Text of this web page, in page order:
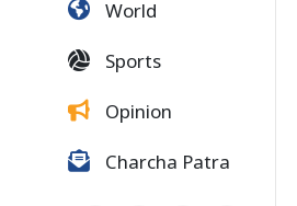
World
Sports
Opinion
Charcha Patra